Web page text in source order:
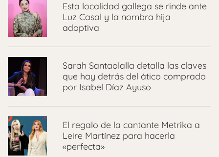
Esta localidad gallega se rinde ante
Luz Casal y la nombra hija
adoptiva
Sarah Santaolalla detalla las claves
que hay detrás del ático comprado
por Isabel Díaz Ayuso
El regalo de la cantante Metrika a
Leire Martínez para hacerla
«perfecta»